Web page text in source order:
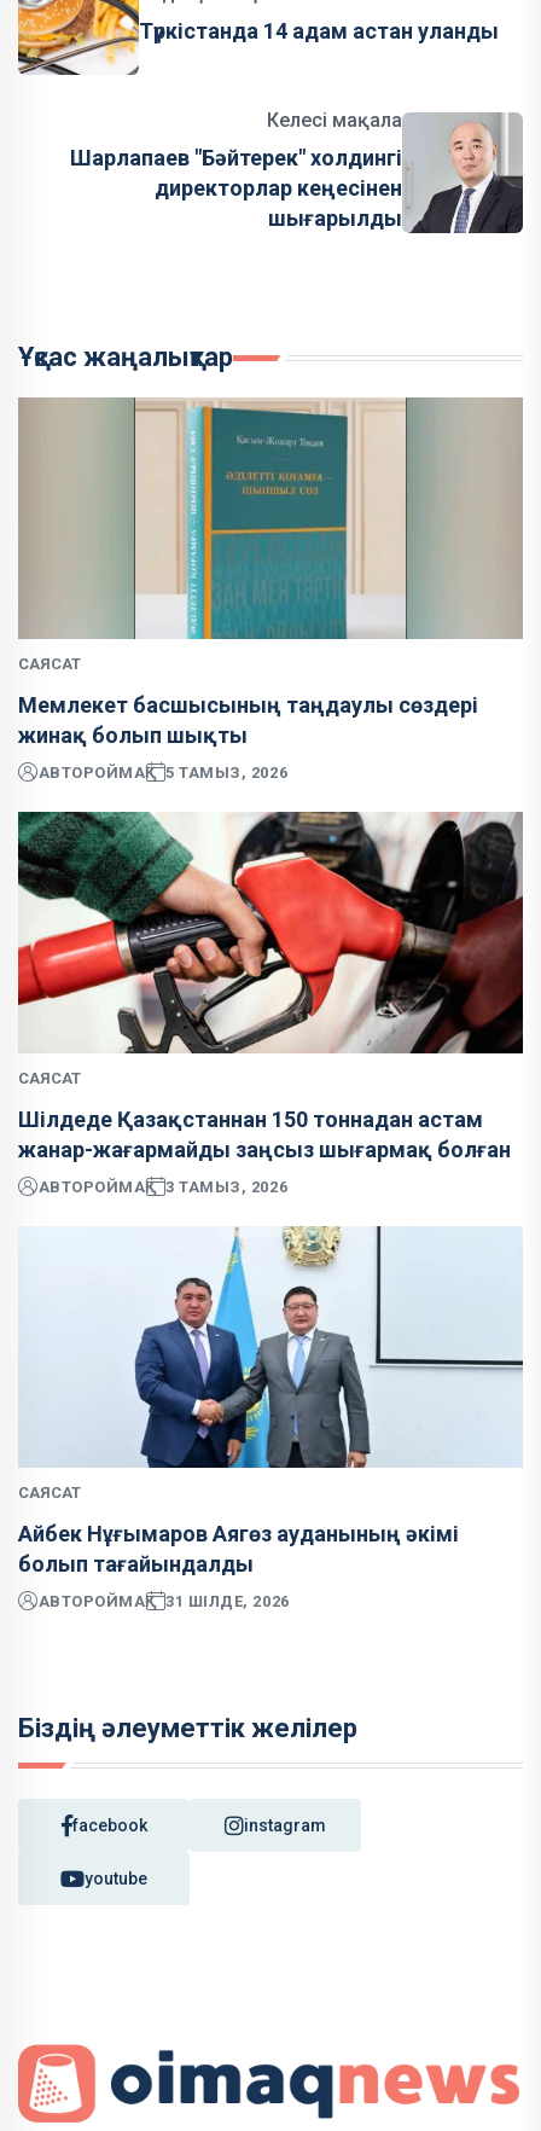
Түркістанда 14 адам астан уланды
Келесі мақала
Шарлапаев "Бәйтерек" холдингі
директорлар кеңесінен
шығарылды
Ұқсас жаңалықтар
САЯСАТ
Мемлекет басшысының таңдаулы сөздері
жинақ болып шықты
АВТОРОЙМАҚ 5 ТАМЫЗ, 2026
САЯСАТ
Шілдеде Қазақстаннан 150 тоннадан астам
жанар-жағармайды заңсыз шығармақ болған
АВТОРОЙМАҚ 3 ТАМЫЗ, 2026
САЯСАТ
Айбек Нұғымаров Аягөз ауданының әкімі
болып тағайындалды
АВТОРОЙМАҚ 31 ШІЛДЕ, 2026
Біздің әлеуметтік желілер
facebook instagram
youtube